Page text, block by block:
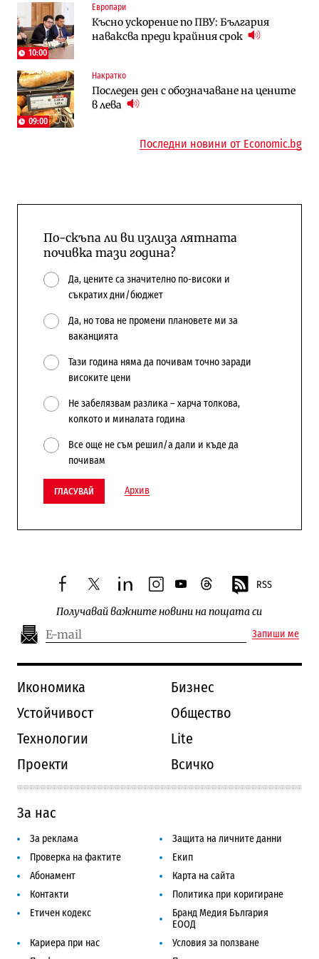
10:00
Европари
Късно ускорение по ПВУ: България
наваксва преди крайния срок
09:00
Накратко
Последен ден с обозначаване на цените
в лева
Енергетика
АЕЦ „Козлодуй“ ще работи само още
няколко седмици, ако сушата продължи
Digi&AI
Трафикът толкова е намалял, че големи
медии обмислят да се откажат
Градоустройство
Столична община избра изпълнител за
преместването на трамвайното
Компании
„Ендуросат“ ще строи огромен
космически и отбранителен център в
Последни новини от Economic.bg
По-скъпа ли ви излиза лятната
почивка тази година?
Да, цените са значително по-високи и
съкратих дни/бюджет
Да, но това не промени плановете ми за
ваканцията
Тази година няма да почивам точно заради
високите цени
Не забелязвам разлика – харча толкова,
колкото и миналата година
Все още не съм решил/а дали и къде да
почивам
ГЛАСУВАЙ Архив
facebooktwitterlinkedininstagram
youtubethreads RSS
Получавай важните новини на пощата си
Запиши ме
Икономика
Бизнес
Устойчивост
Общество
Технологии
Lite
Проекти
Всичко
За нас
За реклама
Защита на личните данни
Проверка на фактите
Екип
Абонамент
Карта на сайта
Контакти
Политика при коригиране
Етичен кодекс
Бранд Медия България
ЕООД
Кариера при нас
Условия за ползване